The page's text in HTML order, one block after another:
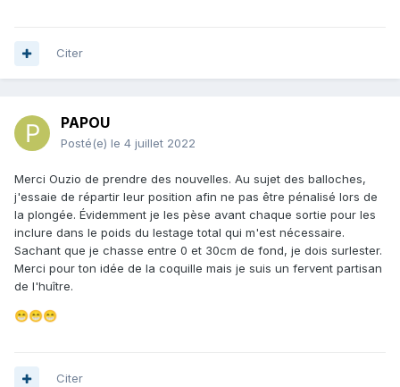
Citer
PAPOU
Posté(e) le 4 juillet 2022
Merci Ouzio de prendre des nouvelles. Au sujet des balloches,
j'essaie de répartir leur position afin ne pas être pénalisé lors de
la plongée. Évidemment je les pèse avant chaque sortie pour les
inclure dans le poids du lestage total qui m'est nécessaire.
Sachant que je chasse entre 0 et 30cm de fond, je dois surlester.
Merci pour ton idée de la coquille mais je suis un fervent partisan
de l'huître.
😁😁😁
Citer